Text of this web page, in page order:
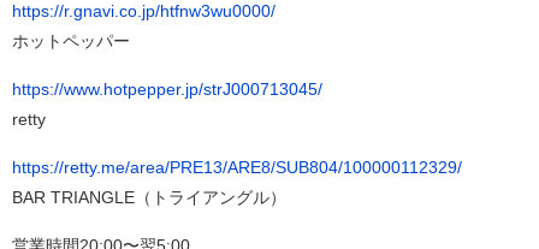
https://r.gnavi.co.jp/htfnw3wu0000/
ホットペッパー
https://www.hotpepper.jp/strJ000713045/
retty
https://retty.me/area/PRE13/ARE8/SUB804/100000112329/
BAR TRIANGLE（トライアングル）